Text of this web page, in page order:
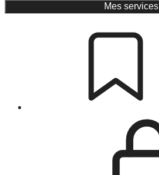
Mes services